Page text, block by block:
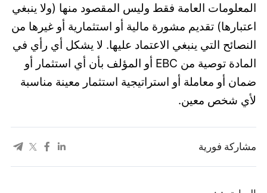
المعلومات العامة فقط وليس المقصود منها (ولا ينبغي
اعتبارها) تقديم مشورة مالية أو استثمارية أو غيرها من
النصائح التي ينبغي الاعتماد عليها. لا يشكل أي رأي في
المادة توصية من EBC أو المؤلف بأن أي استثمار أو
ضمان أو معاملة أو استراتيجية استثمار معينة مناسبة
لأي شخص معين.
مشاركة فورية